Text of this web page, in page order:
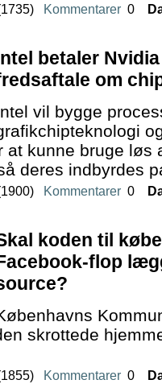
Kommentarer 0
betaler
om
vil bygge
at kunne bruge løs
deres indbyrdes
Kommentarer 0
koden til
flop
skrottede
Kommentarer 0